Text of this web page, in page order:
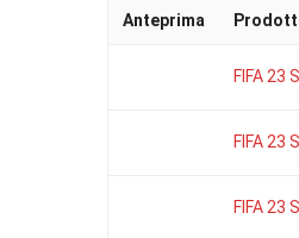
Anteprima
FIFA 23
FIFA 23
FIFA 23